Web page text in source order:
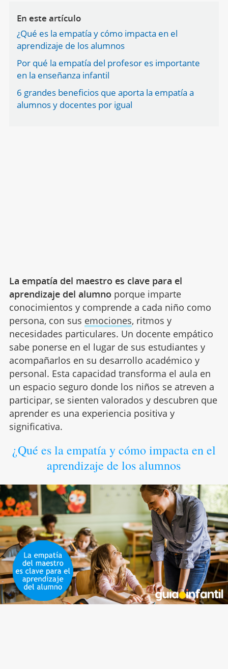
En este artículo
¿Qué es la empatía y cómo impacta en el
aprendizaje de los alumnos
Por qué la empatía del profesor es importante
en la enseñanza infantil
6 grandes beneficios que aporta la empatía a
alumnos y docentes por igual
La empatía del maestro es clave para el
aprendizaje del alumno porque imparte
conocimientos y comprende a cada niño como
persona, con sus emociones, ritmos y
necesidades particulares. Un docente empático
sabe ponerse en el lugar de sus estudiantes y
acompañarlos en su desarrollo académico y
personal. Esta capacidad transforma el aula en
un espacio seguro donde los niños se atreven a
participar, se sienten valorados y descubren que
aprender es una experiencia positiva y
significativa.
¿Qué es la empatía y cómo impacta en el
aprendizaje de los alumnos